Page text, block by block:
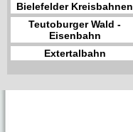
Bielefelder Kreisbahnen
Teutoburger Wald -
Eisenbahn
Extertalbahn